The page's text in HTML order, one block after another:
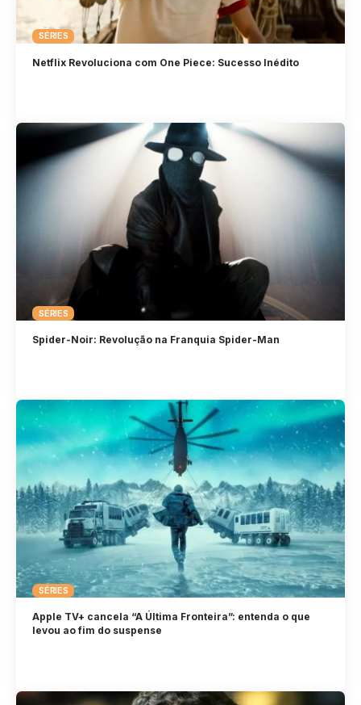
SÉRIES
Netflix Revoluciona com One Piece: Sucesso Inédito
SÉRIES
Spider-Noir: Revolução na Franquia Spider-Man
SÉRIES
Apple TV+ cancela “A Última Fronteira”: entenda o que
levou ao fim do suspense